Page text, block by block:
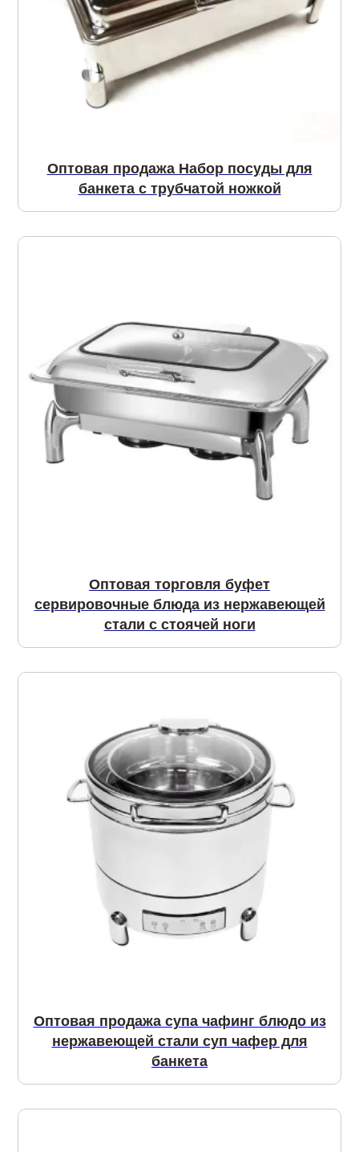
Оптовая продажа Набор посуды для
банкета с трубчатой ножкой
Оптовая торговля буфет
сервировочные блюда из нержавеющей
стали с стоячей ноги
Оптовая продажа супа чафинг блюдо из
нержавеющей стали суп чафер для
банкета